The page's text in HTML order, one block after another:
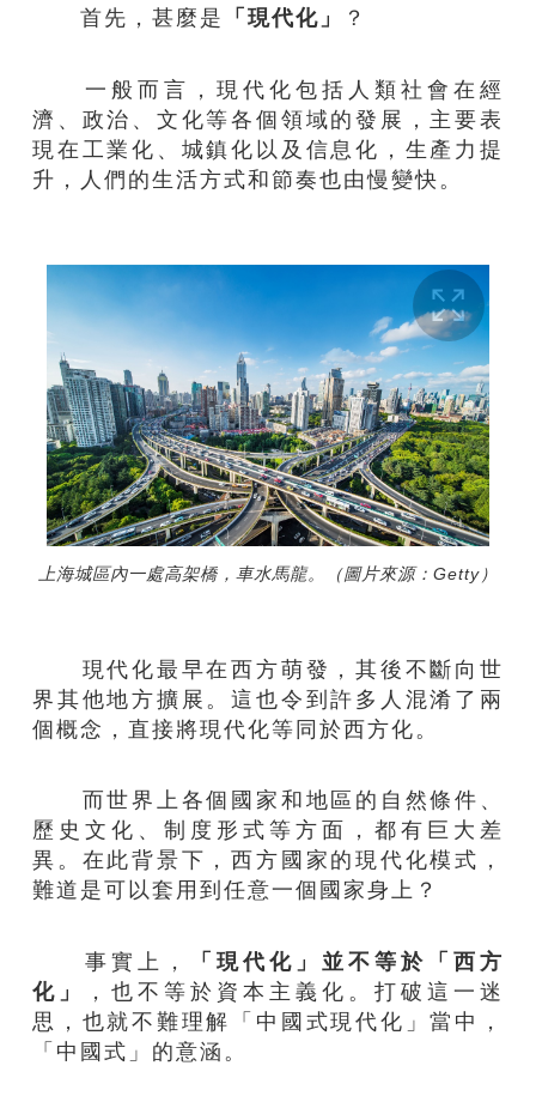
首先，甚麼是 「現代化」 ？
一般而言，現代化包括人類社會在經
濟、政治、文化等各個領域的發展，主要表
現在工業化、城鎮化以及信息化，生產力提
升，人們的生活方式和節奏也由慢變快。
上海城區內一處高架橋，車水馬龍。（圖片來源：Getty）
現代化最早在西方萌發，其後不斷向世
界其他地方擴展。這也令到許多人混淆了兩
個概念，直接將現代化等同於西方化。
而世界上各個國家和地區的自然條件、
歷史文化、制度形式等方面，都有巨大差
異。在此背景下，西方國家的現代化模式，
難道是可以套用到任意一個國家身上？
事實上，
「現代化」並不等於「西方
化」
，也不等於資本主義化。打破這一迷
思，也就不難理解「中國式現代化」當中，
「中國式」的意涵。